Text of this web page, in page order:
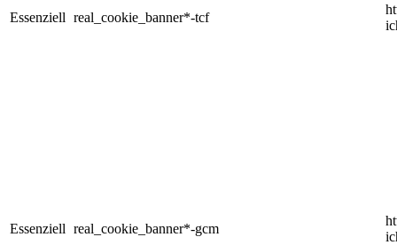
Essenziell real_cookie_banner*-tcf
Essenziell real_cookie_banner*-gcm